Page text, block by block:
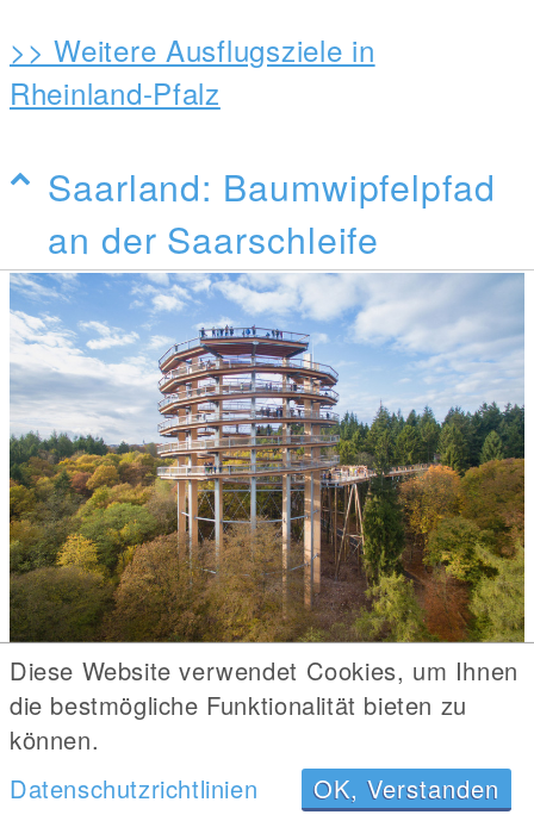
>> Weitere Ausflugsziele in
Rheinland-Pfalz
Saarland: Baumwipfelpfad
an der Saarschleife
© Erlebnis Akademie AG/Baumwipfelpfad Saarschleife
Der 42 Meter hohe Aussichtsturm bietet dir eine
spektakuläre Rundumsicht.
Auf demBaumwipfelpfad an der
Diese Website verwendet Cookies, um Ihnen
die bestmögliche Funktionalität bieten zu
können.
Datenschutzrichtlinien
OK, Verstanden